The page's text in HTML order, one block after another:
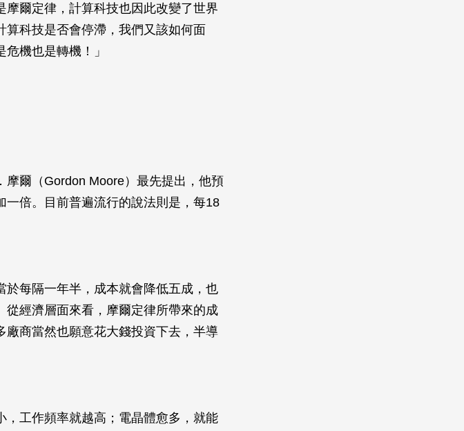
爾定律，計算科技也因此改變了世界
算科技是否會停滯，我們又該如何面
機也是轉機！」
摩爾（Gordon Moore）最先提出，他預
倍。目前普遍流行的說法則是，每18
每隔一年半，成本就會降低五成，也
經濟層面來看，摩爾定律所帶來的成
商當然也願意花大錢投資下去，半導
，工作頻率就越高；電晶體愈多，就能